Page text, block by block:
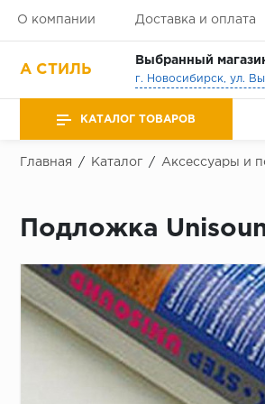
О компании Доставка и оплата
А СТИЛЬ
Выбранный
КАТАЛОГ ТОВАРОВ
Главная / Каталог / Аксессуары и
Подложка